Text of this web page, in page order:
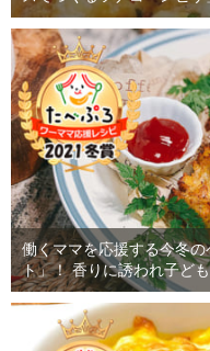
働くママを応援する今冬
ト」！ 香りに誘われ子ど